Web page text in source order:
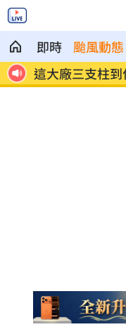
即時 颱風動態
相 這大廠三支柱